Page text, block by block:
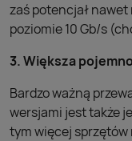
zaś potencjał
poziomie 10 Gb/s
3. Większa
Bardzo ważną
wersjami jest także
tym więcej sprzętów